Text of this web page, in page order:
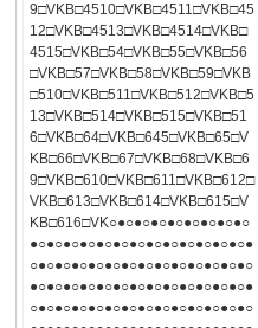
9□VKB□4510□VKB□4511□VKB□45
12□VKB□4513□VKB□4514□VKB□
4515□VKB□54□VKB□55□VKB□56
□VKB□57□VKB□58□VKB□59□VKB
□510□VKB□511□VKB□512□VKB□5
13□VKB□514□VKB□515□VKB□51
6□VKB□64□VKB□645□VKB□65□V
KB□66□VKB□67□VKB□68□VKB□6
9□VKB□610□VKB□611□VKB□612□
VKB□613□VKB□614□VKB□615□V
KB□616□VK○●○●○●○●○●○●○●○●○
●○●○●○●○●○●○●○●○●○●○●○●○●○●
○●○●○●○●○●○●○●○●○●○●○●○●○●○
●○●○●○●○●○●○●○●○●○●○●○●○●○●
○●○●○●○●○●○●○●○●○●○●○●○●○●○